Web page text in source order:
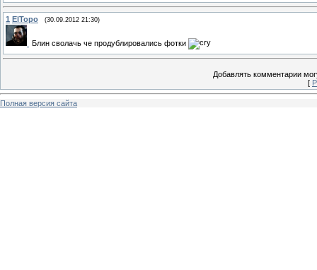
1 ElTopo (30.09.2012 21:30)
Блин сволачь че продублировались фотки
Добавлять комментарии
[
Полная версия сайта